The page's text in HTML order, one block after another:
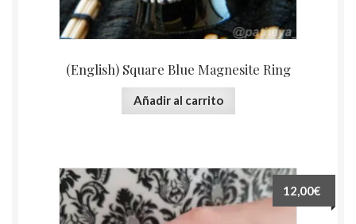
(English) Square Blue Magnesite Ring
Añadir al carrito
12,00€